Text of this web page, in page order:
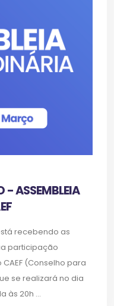
- ASSEMBLEIA
recebendo as
participação
(Conselho para
se realizará no dia
às 20h ...